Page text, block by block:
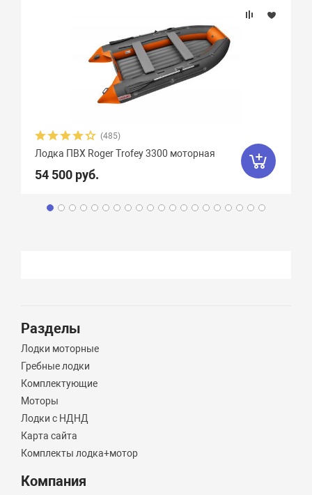
(485)
Лодка ПВХ Roger Trofey 3300 моторная
54 500 руб.
Разделы
Лодки моторные
Гребные лодки
Комплектующие
Моторы
Лодки с НДНД
Карта сайта
Комплекты лодка+мотор
Компания